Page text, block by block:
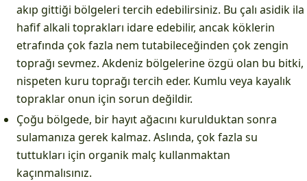
akıp gittiği bölgeleri tercih edebilirsiniz. Bu çalı asidik ila
hafif alkali toprakları idare edebilir, ancak köklerin
etrafında çok fazla nem tutabileceğinden çok zengin
toprağı sevmez. Akdeniz bölgelerine özgü olan bu bitki,
nispeten kuru toprağı tercih eder. Kumlu veya kayalık
topraklar onun için sorun değildir.
Çoğu bölgede, bir hayıt ağacını kurulduktan sonra
sulamanıza gerek kalmaz. Aslında, çok fazla su
tuttukları için organik malç kullanmaktan
kaçınmalısınız.